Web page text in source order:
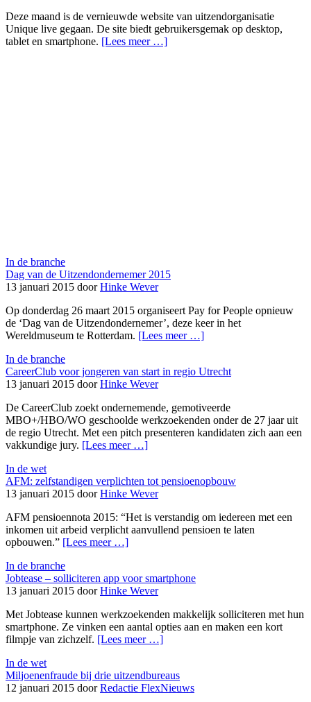
Deze maand is de vernieuwde website van uitzendorganisatie
Unique live gegaan. De site biedt gebruikersgemak op desktop,
tablet en smartphone. [Lees meer …]
In de branche
Dag van de Uitzendondernemer 2015
13 januari 2015 doorHinke Wever
Op donderdag 26 maart 2015 organiseert Pay for People opnieuw
de ‘Dag van de Uitzendondernemer’, deze keer in het
Wereldmuseum te Rotterdam. [Lees meer …]
In de branche
CareerClub voor jongeren van start in regio Utrecht
13 januari 2015 doorHinke Wever
De CareerClub zoekt ondernemende, gemotiveerde
MBO+/HBO/WO geschoolde werkzoekenden onder de 27 jaar uit
de regio Utrecht. Met een pitch presenteren kandidaten zich aan een
vakkundige jury. [Lees meer …]
In de wet
AFM: zelfstandigen verplichten tot pensioenopbouw
13 januari 2015 doorHinke Wever
AFM pensioennota 2015: “Het is verstandig om iedereen met een
inkomen uit arbeid verplicht aanvullend pensioen te laten
opbouwen.” [Lees meer …]
In de branche
Jobtease – solliciteren app voor smartphone
13 januari 2015 doorHinke Wever
Met Jobtease kunnen werkzoekenden makkelijk solliciteren met hun
smartphone. Ze vinken een aantal opties aan en maken een kort
filmpje van zichzelf. [Lees meer …]
In de wet
Miljoenenfraude bij drie uitzendbureaus
12 januari 2015 doorRedactie FlexNieuws